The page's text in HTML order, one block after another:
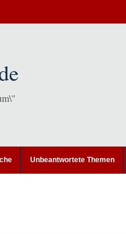
Unbeantwortete Themen